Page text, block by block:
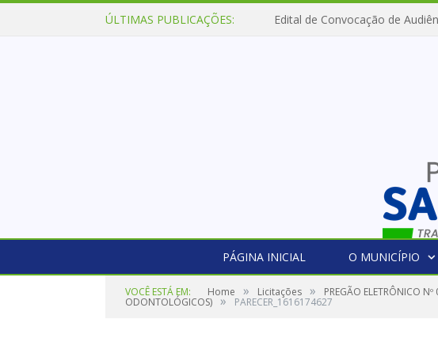
ÚLTIMAS PUBLICAÇÕES: Edital de Convocação de
PÁGINA INICIAL O MUNICÍPIO
VOCÊ ESTÁ EM: Home » Licitações » PREGÃO ELETRÔNICO
ODONTOLÓGICOS) » PARECER_1616174627